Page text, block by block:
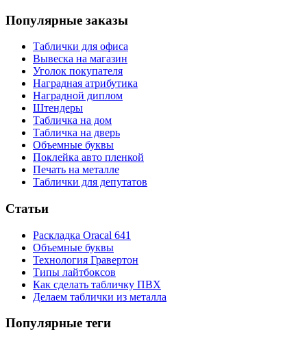
Популярные заказы
Таблички для офиса
Вывеска на магазин
Уголок покупателя
Наградная атрибутика
Наградной диплом
Штендеры
Табличка на дом
Табличка на дверь
Объемные буквы
Поклейка авто пленкой
Печать на металле
Таблички для депутатов
Статьи
Раскладка Oracal 641
Объемные буквы
Технология Гравертон
Типы лайтбоксов
Как сделать табличку ПВХ
Делаем таблички из металла
Популярные теги